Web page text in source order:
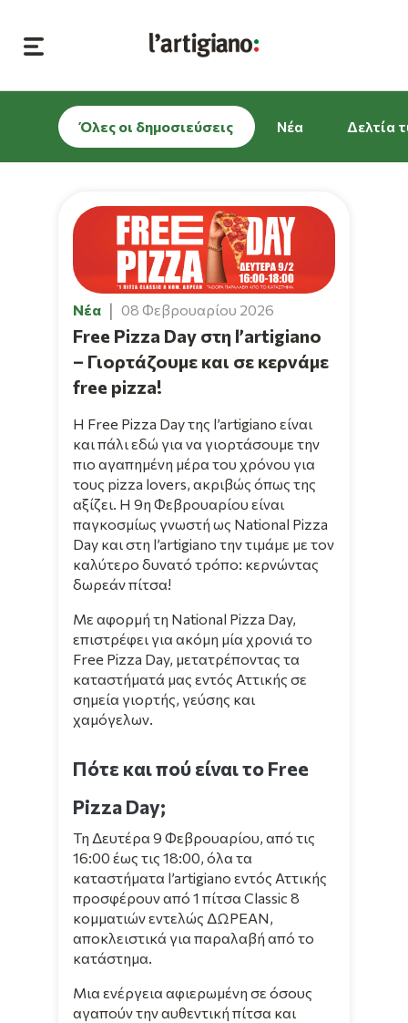
Όλες οι δημοσιεύσεις Νέα Δελτία
Νέα 08 Φεβρουαρίου 2026
Free Pizza Day στη l’artigiano
– Γιορτάζουμε και σε κερνάμε
free pizza!
Η Free Pizza Day της l’artigiano είναι
και πάλι εδώ για να γιορτάσουμε την
πιο αγαπημένη μέρα του χρόνου για
τους pizza lovers, ακριβώς όπως της
αξίζει. Η 9η Φεβρουαρίου είναι
παγκοσμίως γνωστή ως National Pizza
Day και στη l’artigiano την τιμάμε με τον
καλύτερο δυνατό τρόπο: κερνώντας
δωρεάνπίτσα!
Με αφορμή τη National Pizza Day,
επιστρέφει για ακόμη μία χρονιά το
Free Pizza Day, μετατρέποντας τα
καταστήματά μας εντός Αττικής σε
σημεία γιορτής, γεύσης και
χαμόγελων.
Πότε και πού είναι το Free
Pizza Day;
Τη Δευτέρα 9 Φεβρουαρίου, από τις
16:00 έως τις 18:00, όλα τα
καταστήματα l’artigiano εντός Αττικής
προσφέρουν από 1 πίτσα Classic 8
κομματιών εντελώς ΔΩΡΕΑΝ,
αποκλειστικά για παραλαβή από το
κατάστημα.
Μια ενέργεια αφιερωμένη σε όσους
αγαπούν την αυθεντική πίτσα και